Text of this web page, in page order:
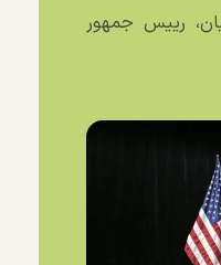
رییس جمهور